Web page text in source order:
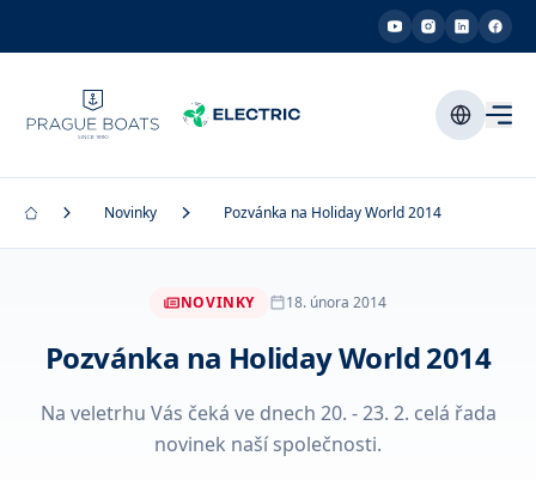
Novinky Pozvánka na Holiday World 2014
NOVINKY 18. února 2014
Pozvánka na Holiday World 2014
Na veletrhu Vás čeká ve dnech 20. - 23. 2. celá řada
novinek naší společnosti.